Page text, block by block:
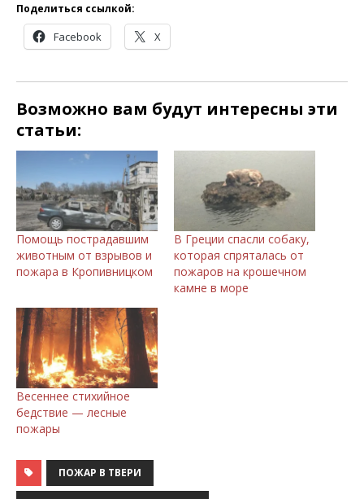
Поделиться ссылкой:
Facebook X
Возможно вам будут интересны эти
статьи:
Помощь пострадавшим
животным от взрывов и
пожара в Кропивницком
В Греции спасли собаку,
которая спряталась от
пожаров на крошечном
камне в море
Весеннее стихийное
бедствие — лесные
пожары
ПОЖАР В ТВЕРИ